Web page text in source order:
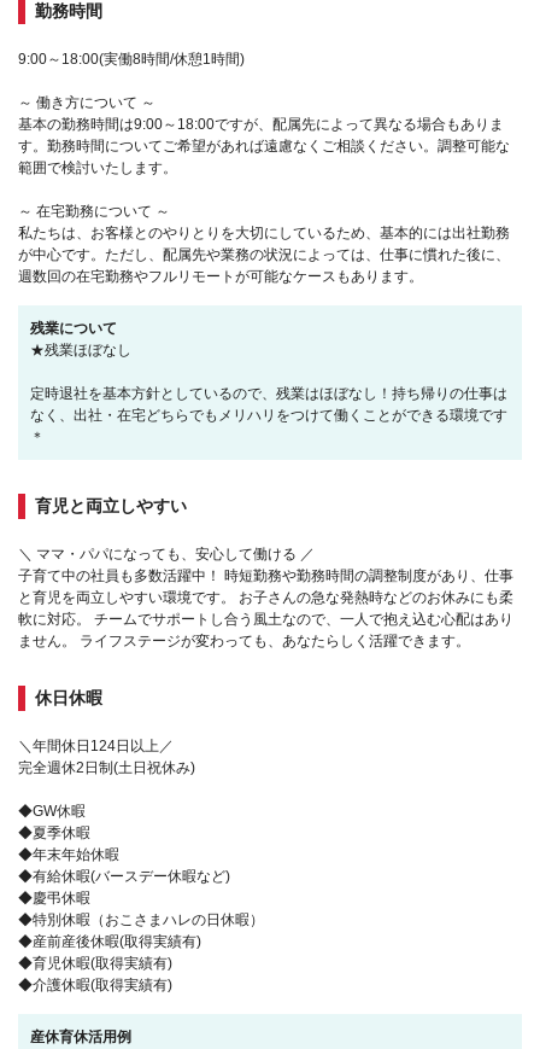
勤務時間
9:00～18:00(実働8時間/休憩1時間)
～ 働き方について ～
基本の勤務時間は9:00～18:00ですが、配属先によって異なる場合もありま
す。勤務時間についてご希望があれば遠慮なくご相談ください。調整可能な
範囲で検討いたします。
～ 在宅勤務について ～
私たちは、お客様とのやりとりを大切にしているため、基本的には出社勤務
が中心です。ただし、配属先や業務の状況によっては、仕事に慣れた後に、
週数回の在宅勤務やフルリモートが可能なケースもあります。
残業について
★残業ほぼなし
定時退社を基本方針としているので、残業はほぼなし！持ち帰りの仕事は
なく、出社・在宅どちらでもメリハリをつけて働くことができる環境です
＊
育児と両立しやすい
＼ ママ・パパになっても、安心して働ける ／
子育て中の社員も多数活躍中！ 時短勤務や勤務時間の調整制度があり、仕事
と育児を両立しやすい環境です。 お子さんの急な発熱時などのお休みにも柔
軟に対応。 チームでサポートし合う風土なので、一人で抱え込む心配はあり
ません。 ライフステージが変わっても、あなたらしく活躍できます。
休日休暇
＼年間休日124日以上／
完全週休2日制(土日祝休み)
◆GW休暇
◆夏季休暇
◆年末年始休暇
◆有給休暇(バースデー休暇など)
◆慶弔休暇
◆特別休暇（おこさまハレの日休暇）
◆産前産後休暇(取得実績有)
◆育児休暇(取得実績有)
◆介護休暇(取得実績有)
産休育休活用例